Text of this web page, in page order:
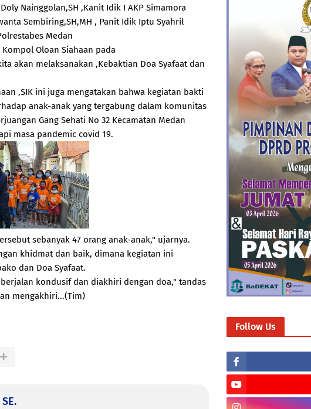
Nainggolan,SH ,Kanit Idik I AKP Simamora
Sembiring,SH,MH , Panit Idik Iptu Syahril
Medan
Oloan Siahaan pada
akan melaksanakan ,Kebaktian Doa Syafaat dan
,SIK ini juga mengatakan bahwa kegiatan bakti
anak-anak yang tergabung dalam komunitas
Gang Sehati No 32 Kecamatan Medan
masa pandemic covid 19.
sebanyak 47 orang anak-anak," ujarnya.
khidmat dan baik, dimana kegiatan ini
dan Doa Syafaat.
kondusif dan diakhiri dengan doa," tandas
mengakhiri...(Tim)
Follow Us